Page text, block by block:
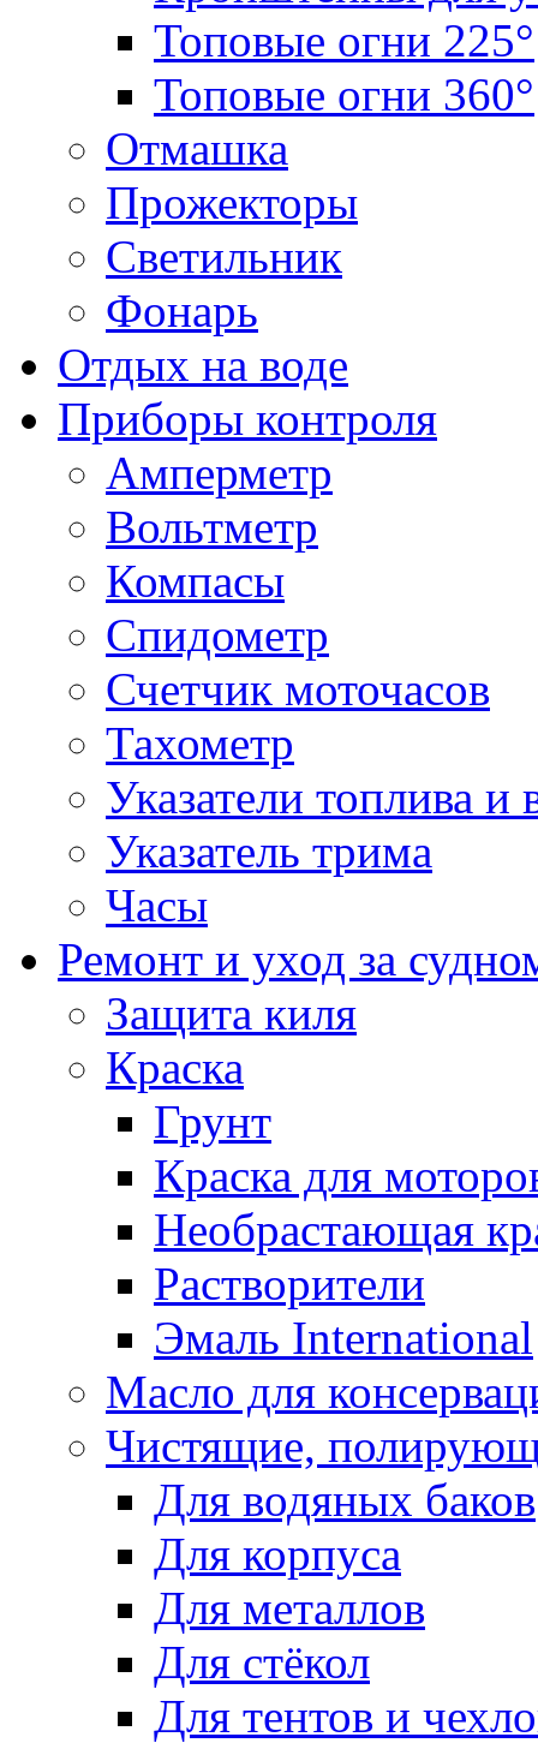
Топовые огни 225°
Топовые огни 360°
Отмашка
Прожекторы
Светильник
Фонарь
Отдых на воде
Приборы контроля
Амперметр
Вольтметр
Компасы
Спидометр
Счетчик моточасов
Тахометр
Указатели топлива и
Указатель трима
Часы
Ремонт и уход за
Защита киля
Краска
Грунт
Краска для
Необрастающая
Растворители
Эмаль International
Масло для
Чистящие,
Для водяных баков
Для корпуса
Для металлов
Для стёкол
Для тентов и